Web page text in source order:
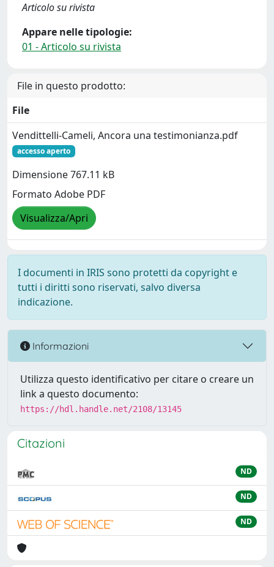
Articolo su rivista
Appare nelle tipologie:
01 - Articolo su rivista
File in questo prodotto:
File
Vendittelli-Cameli, Ancora una testimonianza.pdf
accesso aperto
Dimensione 767.11 kB
Formato Adobe PDF
Visualizza/Apri
I documenti in IRIS sono protetti da copyright e
tutti i diritti sono riservati, salvo diversa
indicazione.
Informazioni
Utilizza questo identificativo per citare o creare un
link a questo documento:
https://hdl.handle.net/2108/13145
Citazioni
ND
ND
ND